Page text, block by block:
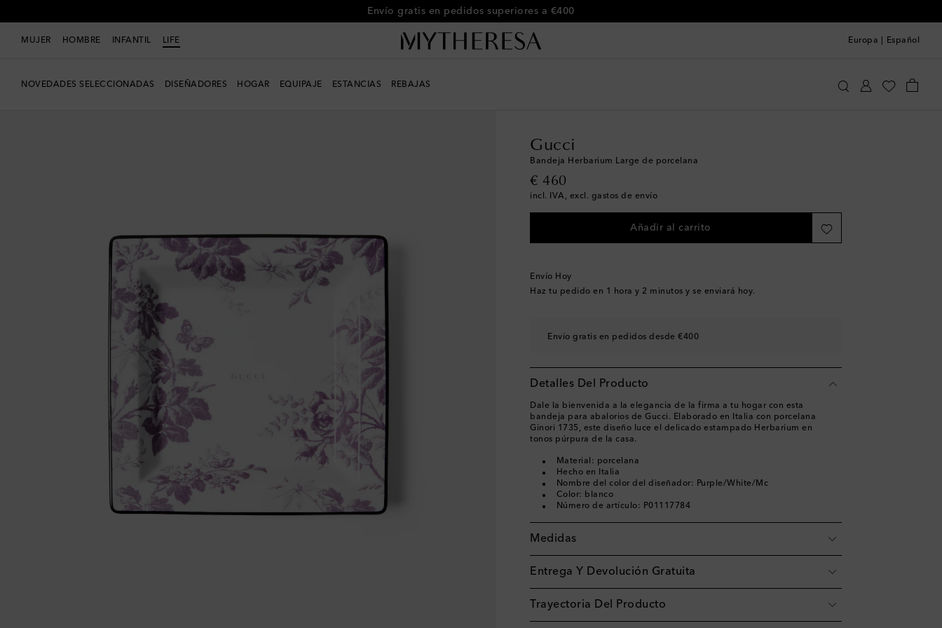
Envío gratis en pedidos superiores a €400
MUJER HOMBRE INFANTIL LIFE Europa Español
NOVEDADES SELECCIONADAS DISEÑADORES HOGAR EQUIPAJE ESTANCIAS REBAJAS
Gucci
Bandeja Herbarium Large de porcelana
€ 460
original price
incl. IVA, excl. gastos de envío
Añadir al carrito
Envío Hoy
Haz tu pedido en 1 hora y 2 minutos y se enviará hoy.
Envío gratis en pedidos desde €400
Detalles Del Producto
Dale la bienvenida a la elegancia de la firma a tu hogar con esta
bandeja para abalorios de Gucci. Elaborado en Italia con porcelana
Ginori 1735, este diseño luce el delicado estampado Herbarium en
tonos púrpura de la casa.
Material: porcelana
Hecho en Italia
Nombre del color del diseñador: Purple/White/Mc
Color: blanco
Número de artículo: P01117784
Medidas
Entrega Y Devolución Gratuita
Trayectoria Del Producto